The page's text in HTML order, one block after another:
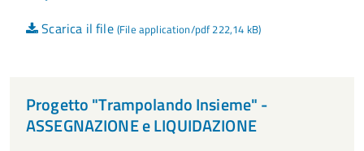
Scarica il file (File application/pdf 222,14 kB)
Progetto "Trampolando Insieme" -
ASSEGNAZIONE e LIQUIDAZIONE